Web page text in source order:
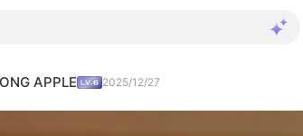
APPLE 2025/12/27